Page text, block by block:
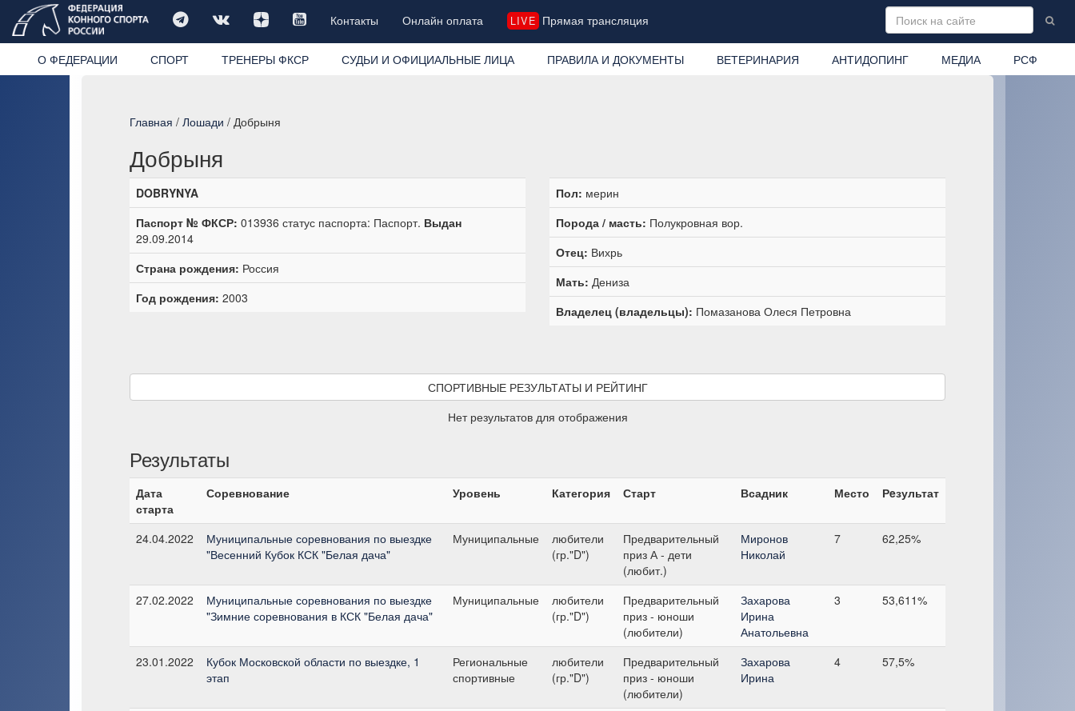
Контакты Онлайн оплата LIVE Прямая трансляция
О ФЕДЕРАЦИИ СПОРТ ТРЕНЕРЫ ФКСР СУДЬИ И ОФИЦИАЛЬНЫЕ ЛИЦА ПРАВИЛА И ДОКУМЕНТЫ ВЕТЕРИНАРИЯ АНТИДОПИНГ МЕДИА РСФ
Главная / Лошади / Добрыня
Добрыня
DOBRYNYA
Паспорт № ФКСР: 013936 статус паспорта: Паспорт. Выдан
29.09.2014
Страна рождения: Россия
Год рождения: 2003
Пол: мерин
Порода / масть: Полукровная вор.
Отец: Вихрь
Мать: Дениза
Владелец (владельцы): Помазанова Олеся Петровна
СПОРТИВНЫЕ РЕЗУЛЬТАТЫ И РЕЙТИНГ
Нет результатов для отображения
Результаты
Дата
старта
Соревнование Уровень Категория Старт Всадник Место Рeзультат
24.04.2022
Муниципальные соревнования по выездке
"Весенний Кубок КСК "Белая дача"
Муниципальные
любители
(гр."D")
Предварительный
приз А - дети
(любит.)
Миронов
Николай
7 62,25%
27.02.2022
Муниципальные соревнования по выездке
"Зимние соревнования в КСК "Белая дача"
Муниципальные
любители
(гр."D")
Предварительный
приз - юноши
(любители)
Захарова
Ирина
Анатольевна
3 53,611%
23.01.2022
Кубок Московской области по выездке, 1
этап
Региональные
спортивные
любители
(гр."D")
Предварительный
приз - юноши
(любители)
Захарова
Ирина
4 57,5%